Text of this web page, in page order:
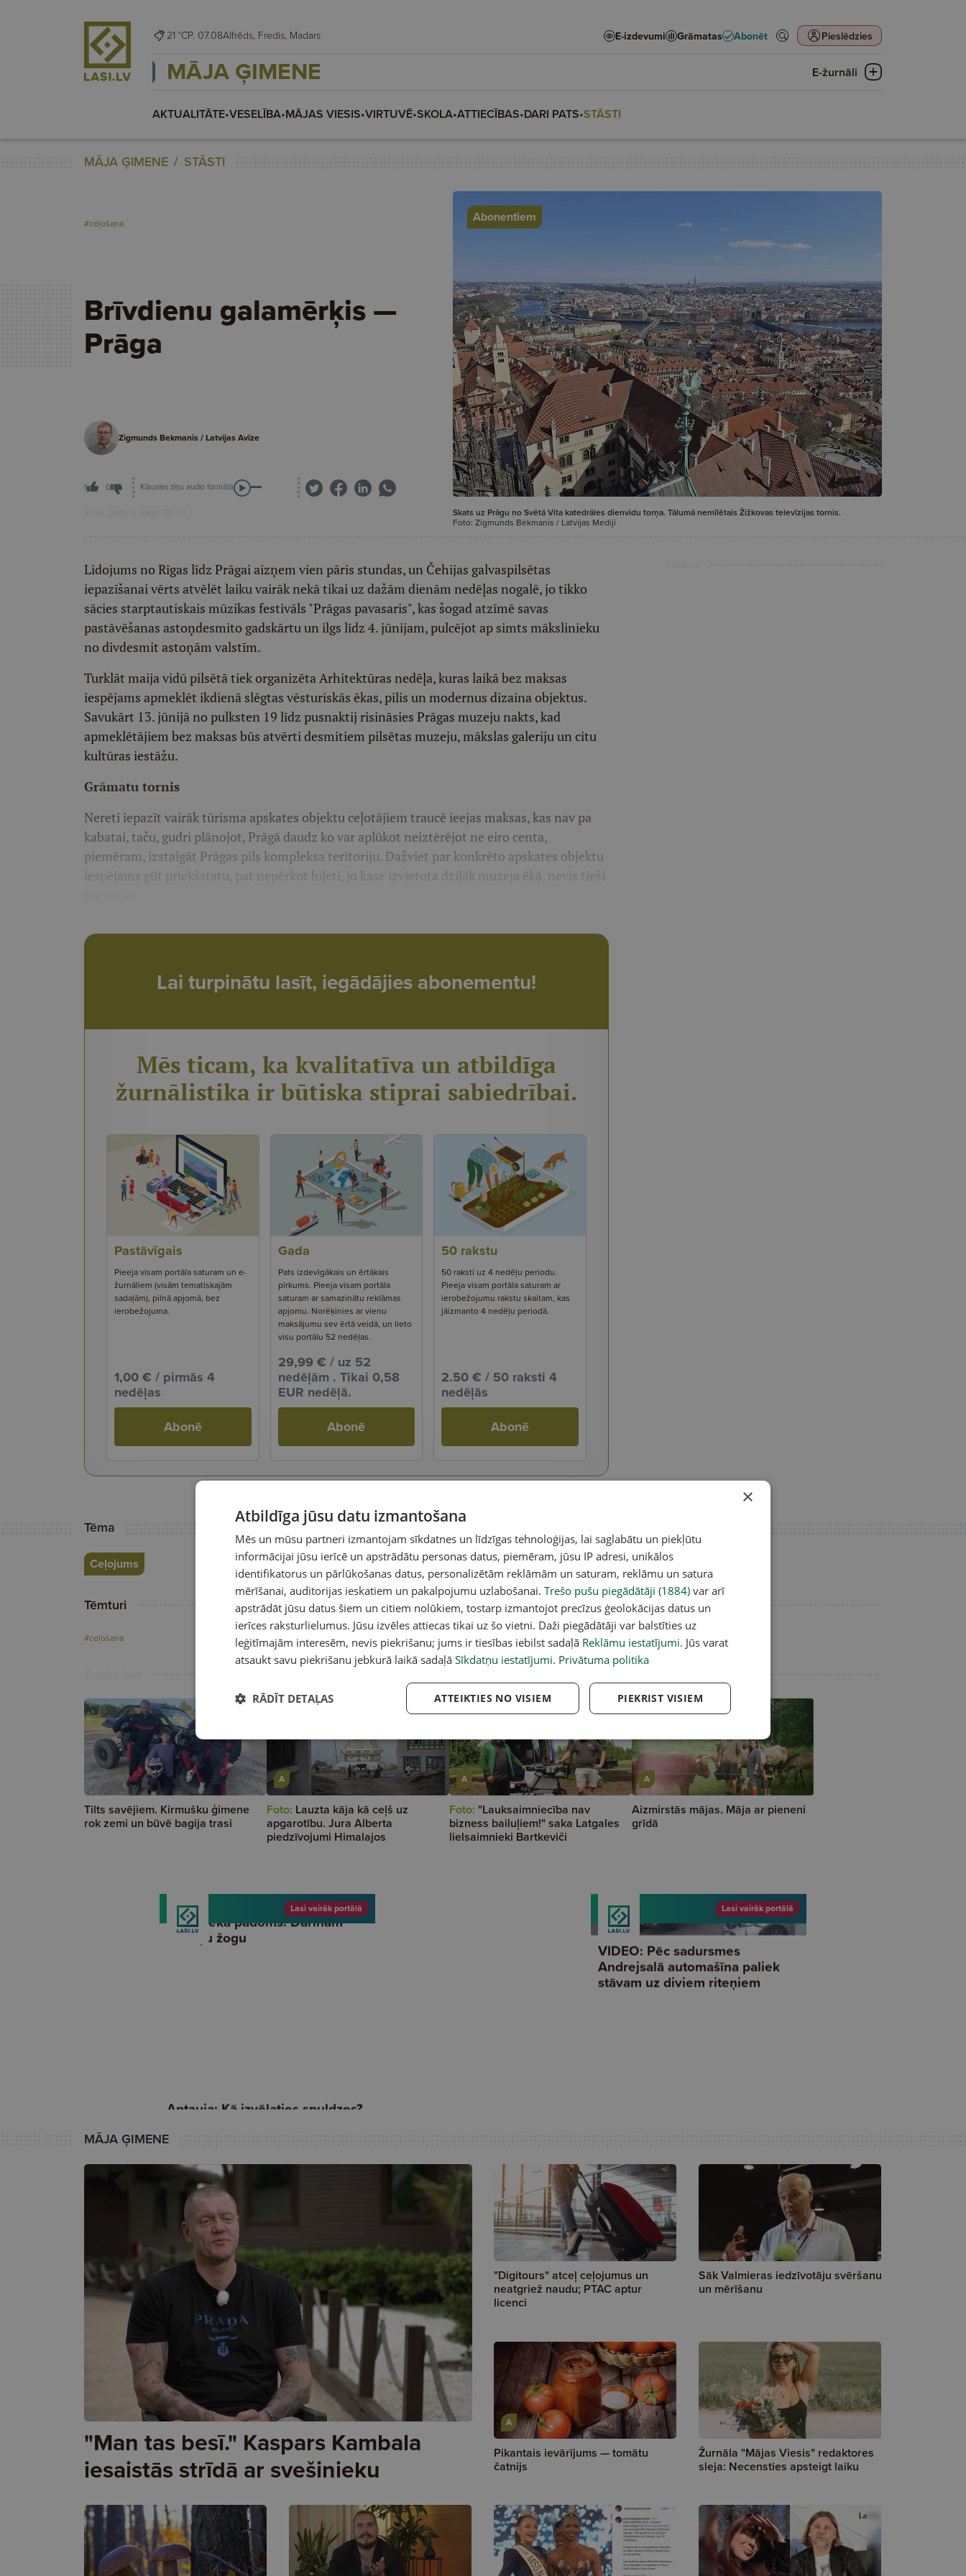
21 °CP. 07.08 Alfrēds, Fredis, Madars E-izdevumi Grāmatas Abonēt Pieslēdzies
MĀJA ĢIMENE E-žurnāli
AKTUALITĀTE•VESELĪBA•MĀJAS VIESIS•VIRTUVĒ•SKOLA•ATTIECĪBAS•DARI PATS•STĀSTI
MĀJA ĢIMENE STĀSTI
#ceļošana
Brīvdienu galamērķis —
Prāga
Zigmunds Bekmanis / Latvijas Avīze
1 0 Klausies ziņu audio formātā
2026. gada 17. maijs, 00:00
Abonentiem
Skats uz Prāgu no Svētā Vita katedrāles dienvidu torņa. Tālumā nemīlētais Žižkovas televīzijas tornis.
Foto: Zigmunds Bekmanis / Latvijas Mediji
Lidojums no Rīgas līdz Prāgai aizņem vien pāris stundas, un Čehijas galvaspilsētas
iepazīšanai vērts atvēlēt laiku vairāk nekā tikai uz dažām dienām nedēļas nogalē, jo tikko
sācies starptautiskais mūzikas festivāls "Prāgas pavasaris", kas šogad atzīmē savas
pastāvēšanas astoņdesmito gadskārtu un ilgs līdz 4. jūnijam, pulcējot ap simts mākslinieku
no divdesmit astoņām valstīm.
Turklāt maija vidū pilsētā tiek organizēta Arhitektūras nedēļa, kuras laikā bez maksas
iespējams apmeklēt ikdienā slēgtas vēsturiskās ēkas, pilis un modernus dizaina objektus.
Savukārt 13. jūnijā no pulksten 19 līdz pusnaktij risināsies Prāgas muzeju nakts, kad
apmeklētājiem bez maksas būs atvērti desmitiem pilsētas muzeju, mākslas galeriju un citu
kultūras iestāžu.
Grāmatu tornis
Nereti iepazīt vairāk tūrisma apskates objektu ceļotājiem traucē ieejas maksas, kas nav pa
kabatai, taču, gudri plānojot, Prāgā daudz ko var aplūkot neiztērējot ne eiro centa,
piemēram, izstaigāt Prāgas pils kompleksa teritoriju. Dažviet par konkrēto apskates objektu
iespējams gūt priekšstatu, pat nepērkot biļeti, jo kase izvietota dziļāk muzeja ēkā, nevis tieši
Lai turpinātu lasīt, iegādājies abonementu!
Mēs ticam, ka kvalitatīva un atbildīga
žurnālistika ir būtiska stiprai sabiedrībai.
Pastāvīgais
Pieeja visam portāla saturam un e-
žurnāliem (visām tematiskajām
sadaļām), pilnā apjomā, bez
ierobežojuma.
1,00 € / pirmās 4
nedēļas
Abonē
Gada
Pats izdevīgākais un ērtākais
pirkums. Pieeja visam portāla
saturam ar samazinātu reklāmas
apjomu. Norēķinies ar vienu
maksājumu sev ērtā veidā, un lieto
visu portālu 52 nedēļas.
29,99 € / uz 52
nedēļām . Tikai 0,58
EUR nedēļā.
Abonē
50 rakstu
50 raksti uz 4 nedēļu periodu.
Pieeja visam portāla saturam ar
ierobežojumu rakstu skaitam, kas
jāizmanto 4 nedēļu periodā.
2.50 € / 50 raksti 4
nedēļās
Abonē
Tēma
Ceļojums
Tēmturi
#ceļošana
Tilts savējiem. Kirmušku ģimene
rok zemi un būvē bagija trasi
A
Foto: Lauzta kāja kā ceļš uz
apgarotību. Jura Alberta
piedzīvojumi Himalajos
A
Foto: "Lauksaimniecība nav
bizness bailuļiem!" saka Latgales
lielsaimnieki Bartkeviči
A
Aizmirstās mājas. Māja ar pieneni
grīdā
MĀJA ĢIMENE
"Man tas besī." Kaspars Kambala
iesaistās strīdā ar svešinieku
"Digitours" atceļ ceļojumus un
neatgriež naudu; PTAC aptur
licenci
Sāk Valmieras iedzīvotāju svēršanu
un mērīšanu
A
Pikantais ievārījums — tomātu
čatnijs
Žurnāla "Mājas Viesis" redaktores
sleja: Necensties apsteigt laiku
×
Atbildīga jūsu datu izmantošana
Mēs un mūsu partneri izmantojam sīkdatnes un līdzīgas tehnoloģijas, lai saglabātu un piekļūtu
informācijai jūsu ierīcē un apstrādātu personas datus, piemēram, jūsu IP adresi, unikālos
identifikatorus un pārlūkošanas datus, personalizētām reklāmām un saturam, reklāmu un satura
mērīšanai, auditorijas ieskatiem un pakalpojumu uzlabošanai. Trešo pušu piegādātāji (1884) var arī
apstrādāt jūsu datus šiem un citiem nolūkiem, tostarp izmantojot precīzus ģeolokācijas datus un
ierīces raksturlielumus. Jūsu izvēles attiecas tikai uz šo vietni. Daži piegādātāji var balstīties uz
leģitīmajām interesēm, nevis piekrišanu; jums ir tiesības iebilst sadaļā Reklāmu iestatījumi. Jūs varat
atsaukt savu piekrišanu jebkurā laikā sadaļā Sīkdatņu iestatījumi. Privātuma politika
PIEKRIST VISIEM
ATTEIKTIES NO VISIEM
RĀDĪT DETAĻAS